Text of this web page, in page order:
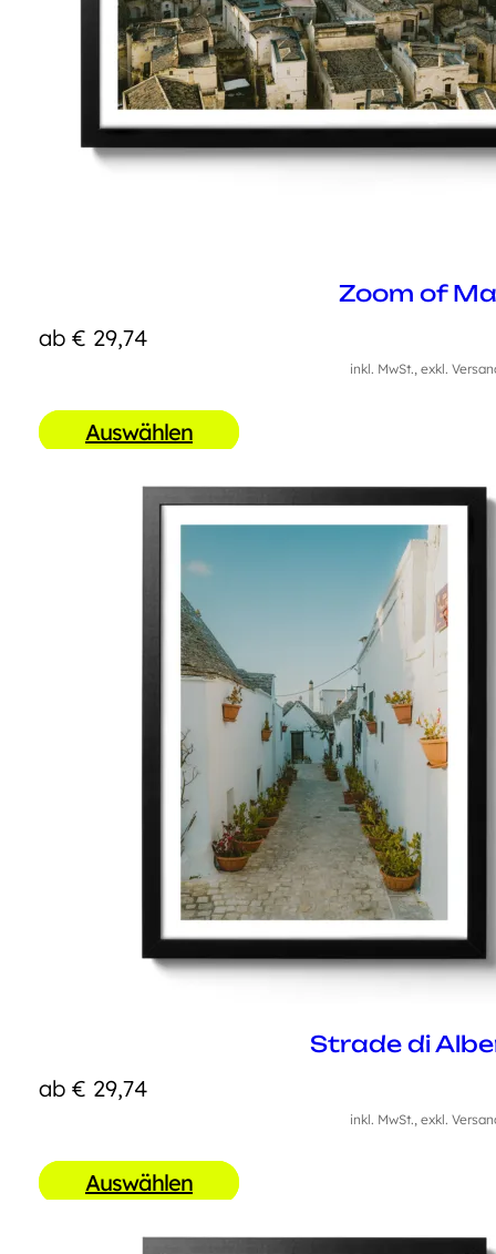
Zoom of
ab € 29,74
inkl. MwSt., exkl.
Auswählen
Strade di
ab € 29,74
inkl. MwSt., exkl.
Auswählen